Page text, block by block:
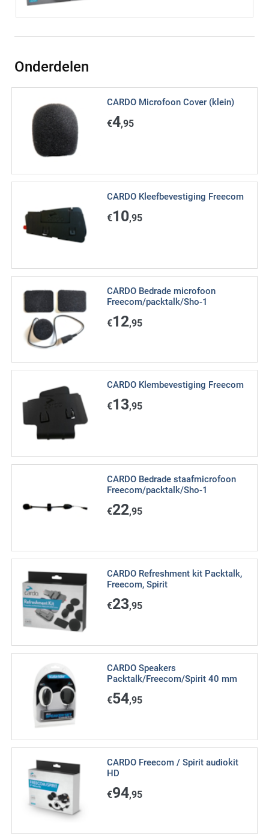
Onderdelen
CARDO Microfoon Cover (klein)
€4,95
CARDO Kleefbevestiging Freecom
€10,95
CARDO Bedrade microfoon
Freecom/packtalk/Sho-1
€12,95
CARDO Klembevestiging Freecom
€13,95
CARDO Bedrade staafmicrofoon
Freecom/packtalk/Sho-1
€22,95
CARDO Refreshment kit Packtalk,
Freecom, Spirit
€23,95
CARDO Speakers
Packtalk/Freecom/Spirit 40 mm
€54,95
CARDO Freecom / Spirit audiokit
HD
€94,95